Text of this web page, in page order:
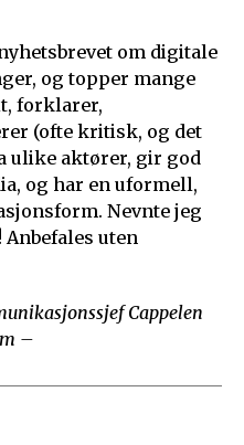
om digitale
og topper mange
forklarer,
(ofte kritisk, og det
ulike aktører, gir god
og har en uformell,
Nevnte jeg
Anbefales uten
Cappelen
–